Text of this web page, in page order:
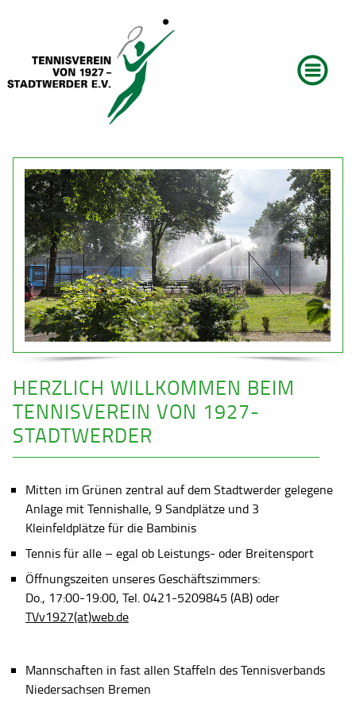
HERZLICH WILLKOMMEN BEIM
TENNISVEREIN VON 1927-
STADTWERDER
Mitten im Grünen zentral auf dem Stadtwerder gelegene
Anlage mit Tennishalle, 9 Sandplätze und 3
Kleinfeldplätze für die Bambinis
Tennis für alle – egal ob Leistungs- oder Breitensport
Öffnungszeiten unseres Geschäftszimmers:
Do., 17:00-19:00, Tel. 0421-5209845 (AB) oder
TVv1927(at)web.de
Mannschaften in fast allen Staffeln des Tennisverbands
Niedersachsen Bremen